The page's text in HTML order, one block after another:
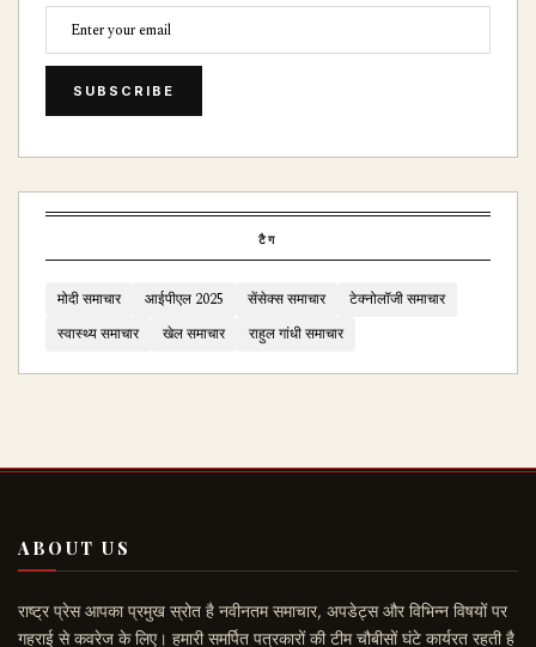
SUBSCRIBE
टैग
मोदी समाचार आईपीएल 2025 सेंसेक्स समाचार
टेक्नोलॉजी समाचार
स्वास्थ्य समाचार
खेल समाचार राहुल गांधी समाचार
ABOUT US
राष्ट्र प्रेस आपका प्रमुख स्रोत है नवीनतम समाचार, अपडेट्स और विभिन्न विषयों पर
गहराई से कवरेज के लिए। हमारी समर्पित पत्रकारों की टीम चौबीसों घंटे कार्यरत रहती है